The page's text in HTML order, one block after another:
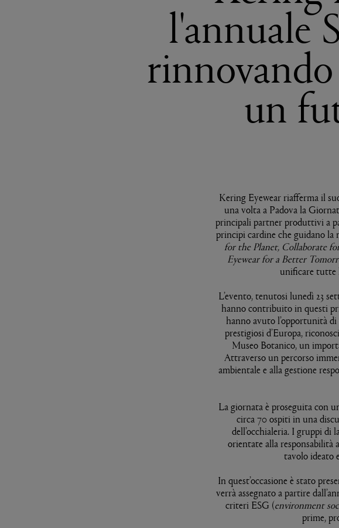
l'annuale
un
Kering Eyewear riafferma il
una volta a Padova la
principali partner produttivi a
principi cardine che guidano
for the Planet, Collaborate
Eyewear for a Better
unificare tutte
L’evento, tenutosi lunedì 23
hanno contribuito in questi
hanno avuto l’opportunità
prestigiosi d’Europa,
Museo Botanico, un
Attraverso un percorso
ambientale e alla gestione
La giornata è proseguita con
circa 70 ospiti in una
dell’occhialeria. I gruppi di
orientate alla responsabilità
tavolo ideato
In quest’occasione è stato
verrà assegnato a partire
criteri ESG (environment
prime,